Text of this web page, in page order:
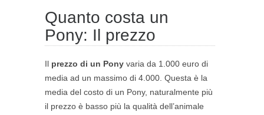
Quanto costa un
Pony: Il prezzo
Il prezzo di un Pony varia da 1.000 euro di
media ad un massimo di 4.000. Questa è la
media del costo di un Pony, naturalmente più
il prezzo è basso più la qualità dell’animale